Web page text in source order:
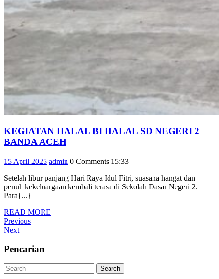
KEGIATAN HALAL BI HALAL SD NEGERI 2
BANDA ACEHKEGIATAN
BI
HALAL
SD
15 April 202515
2025
admin admin
0 Comments 15:33
Setelah libur panjang Hari Raya Idul Fitri, suasana hangat dan
penuh kekeluargaan kembali terasa di Sekolah Dasar Negeri 2.
Para{...}
READ MORE
Navigasi
pos
Previous
Post
Previous
Next
Next
Pencarian
Search Search